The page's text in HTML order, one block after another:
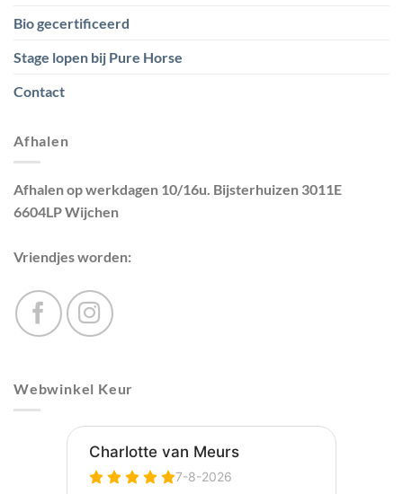
Bio gecertificeerd
Stage lopen bij Pure Horse
Contact
Afhalen
Afhalen op werkdagen 10/16u. Bijsterhuizen 3011E
6604LP Wijchen
Vriendjes worden:
Webwinkel Keur